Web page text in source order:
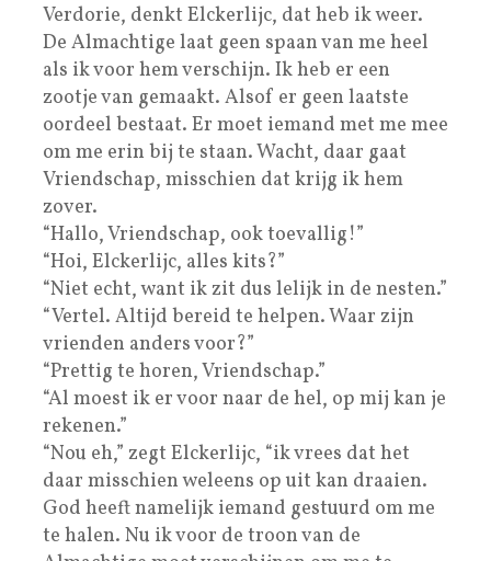
Verdorie, denkt Elckerlijc, dat heb ik weer.
De Almachtige laat geen spaan van me heel
als ik voor hem verschijn. Ik heb er een
zootje van gemaakt. Alsof er geen laatste
oordeel bestaat. Er moet iemand met me mee
om me erin bij te staan. Wacht, daar gaat
Vriendschap, misschien dat krijg ik hem
zover.
“Hallo, Vriendschap, ook toevallig!”
“Hoi, Elckerlijc, alles kits?”
“Niet echt, want ik zit dus lelijk in de nesten.”
“Vertel. Altijd bereid te helpen. Waar zijn
vrienden anders voor?”
“Prettig te horen, Vriendschap.”
“Al moest ik er voor naar de hel, op mij kan je
rekenen.”
“Nou eh,” zegt Elckerlijc, “ik vrees dat het
daar misschien weleens op uit kan draaien.
God heeft namelijk iemand gestuurd om me
te halen. Nu ik voor de troon van de